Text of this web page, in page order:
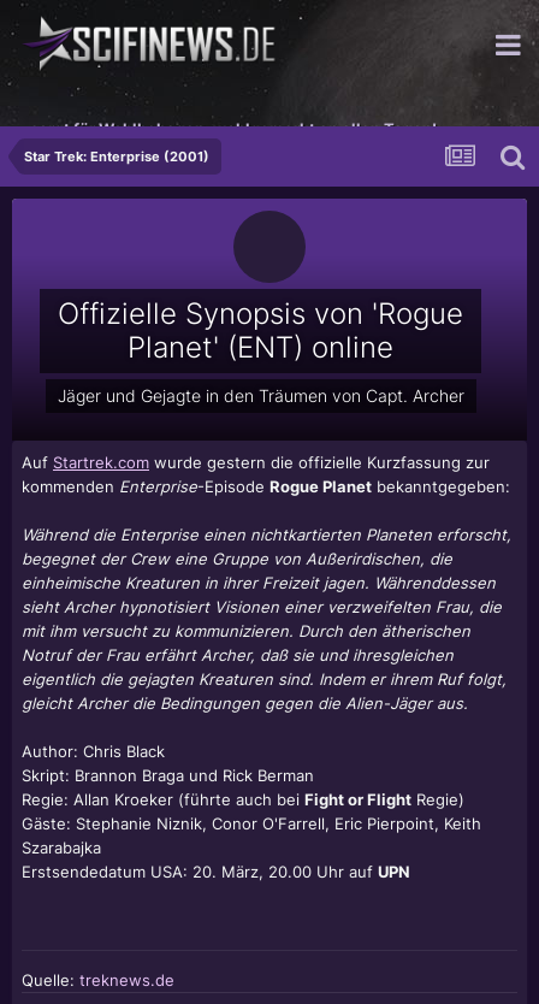
sorgt für Wohlbehagen, wohlgemerkt an allen Tagen!
Star Trek: Enterprise (2001)
Offizielle Synopsis von 'Rogue
Planet' (ENT) online
Jäger und Gejagte in den Träumen von Capt. Archer
Auf Startrek.com wurde gestern die offizielle Kurzfassung zur
kommenden Enterprise-Episode Rogue Planet bekanntgegeben:
Während die Enterprise einen nichtkartierten Planeten erforscht,
begegnet der Crew eine Gruppe von Außerirdischen, die
einheimische Kreaturen in ihrer Freizeit jagen. Währenddessen
sieht Archer hypnotisiert Visionen einer verzweifelten Frau, die
mit ihm versucht zu kommunizieren. Durch den ätherischen
Notruf der Frau erfährt Archer, daß sie und ihresgleichen
eigentlich die gejagten Kreaturen sind. Indem er ihrem Ruf folgt,
gleicht Archer die Bedingungen gegen die Alien-Jäger aus.
Author: Chris Black
Skript: Brannon Braga und Rick Berman
Regie: Allan Kroeker (führte auch bei Fight or Flight Regie)
Gäste: Stephanie Niznik, Conor O'Farrell, Eric Pierpoint, Keith
Szarabajka
Erstsendedatum USA: 20. März, 20.00 Uhr auf UPN
Quelle: treknews.de